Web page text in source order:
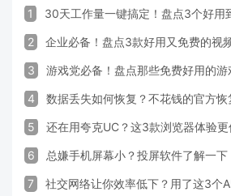
1 30天工作量一键搞定！盘点3个好用
2 企业必备！盘点3款好用又免费的视
3 游戏党必备！盘点那些免费好用的游
4 数据丢失如何恢复？不花钱的官方恢
5 还在用夸克UC？这3款浏览器体验更
6 总嫌手机屏幕小？投屏软件了解一下
7 社交网络让你效率低下？用了这3个